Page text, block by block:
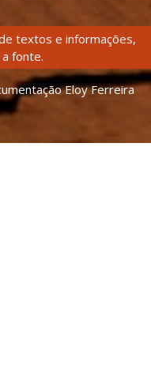
textos e informações,
fonte.
Eloy Ferreira